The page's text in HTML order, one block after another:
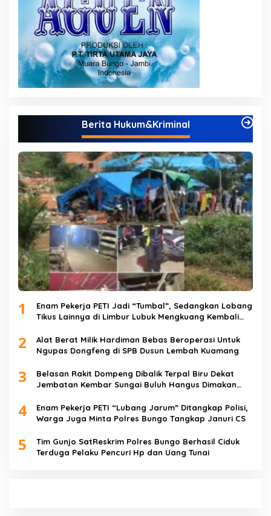
Berita Hukum&Kriminal
1
Enam Pekerja PETI Jadi “Tumbal”, Sedangkan Lobang
Tikus Lainnya di Limbur Lubuk Mengkuang Kembali
2
Alat Berat Milik Hardiman Bebas Beroperasi Untuk
Ngupas Dongfeng di SPB Dusun Lembah Kuamang
3
Belasan Rakit Dompeng Dibalik Terpal Biru Dekat
Jembatan Kembar Sungai Buluh Hangus Dimakan
4
Enam Pekerja PETI “Lubang Jarum” Ditangkap Polisi,
Warga Juga Minta Polres Bungo Tangkap Januri CS
5
Tim Gunjo SatReskrim Polres Bungo Berhasil Ciduk
Terduga Pelaku Pencuri Hp dan Uang Tunai